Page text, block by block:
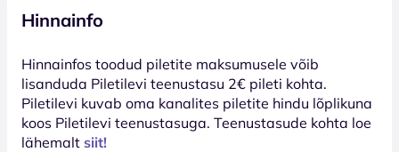
Hinnainfo
Hinnainfos toodud piletite maksumusele võib
lisanduda Piletilevi teenustasu 2€ pileti kohta.
Piletilevi kuvab oma kanalites piletite hindu lõplikuna
koos Piletilevi teenustasuga. Teenustasude kohta loe
lähemalt siit!